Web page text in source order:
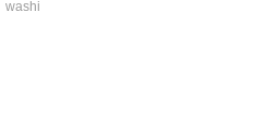
washi